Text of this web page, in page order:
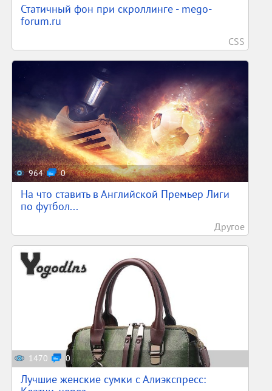
Статичный фон при скроллинге - mego-
forum.ru
CSS
964 0
На что ставить в Английской Премьер Лиги
по футбол...
Другое
1470 0
Лучшие женские сумки с Алиэкспресс: